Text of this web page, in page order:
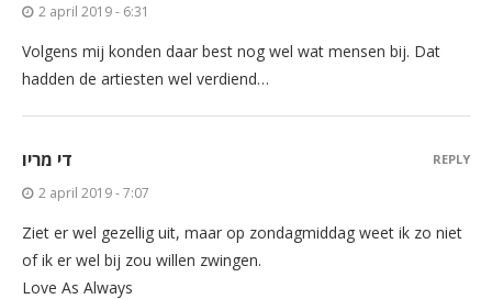
2 april 2019 - 6:31
Volgens mij konden daar best nog wel wat mensen bij. Dat
hadden de artiesten wel verdiend…
די מריו
2 april 2019 - 7:07
Ziet er wel gezellig uit, maar op zondagmiddag weet ik zo niet
of ik er wel bij zou willen zwingen.
Love As Always
REPLY